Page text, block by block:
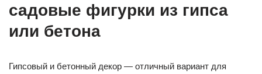
садовые фигурки из гипса
или бетона
Гипсовый и бетонный декор — отличный вариант для